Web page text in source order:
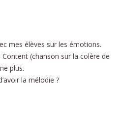
mes élèves sur les émotions.
(chanson sur la colère de
plus.
la mélodie ?